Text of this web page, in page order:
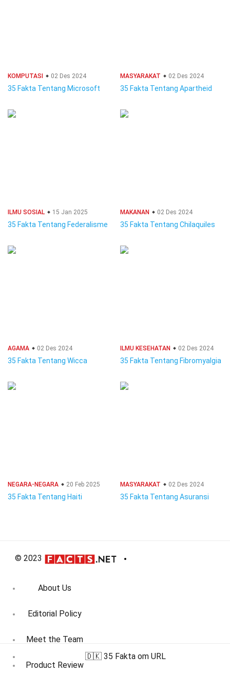
KOMPUTASI 02 Des 2024
35 Fakta Tentang Microsoft
MASYARAKAT 02 Des 2024
35 Fakta Tentang Apartheid
ILMU SOSIAL 15 Jan 2025
35 Fakta Tentang Federalisme
MAKANAN 02 Des 2024
35 Fakta Tentang Chilaquiles
AGAMA 02 Des 2024
35 Fakta Tentang Wicca
ILMU KESEHATAN 02 Des 2024
35 Fakta Tentang Fibromyalgia
NEGARA-NEGARA 20 Feb 2025
35 Fakta Tentang Haiti
MASYARAKAT 02 Des 2024
35 Fakta Tentang Asuransi
© 2023
About Us
Editorial Policy
Meet the Team
Product Review
🇩🇰 35 Fakta om URL